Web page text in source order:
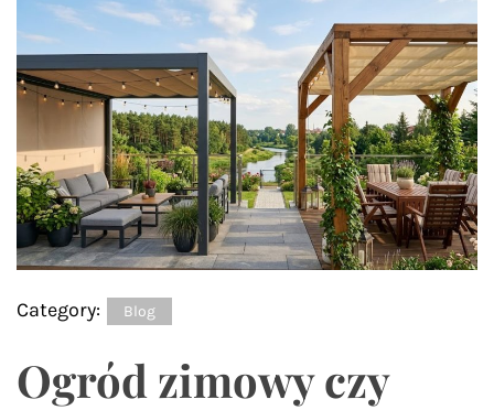
Category: Blog
Ogród zimowy czy